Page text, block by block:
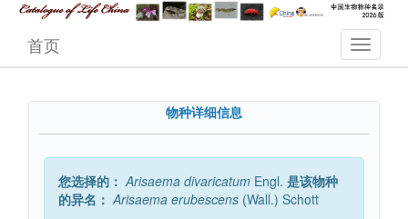
首页
物种详细信息
您选择的： Arisaema divaricatum Engl. 是该物种
的异名： Arisaema erubescens (Wall.) Schott